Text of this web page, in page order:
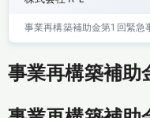
事業再構築補助金第1回緊急
事業再構築補助